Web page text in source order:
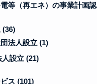
等（再エネ）の事業計画認
(36)
法人設立 (1)
人設立 (21)
ス (101)